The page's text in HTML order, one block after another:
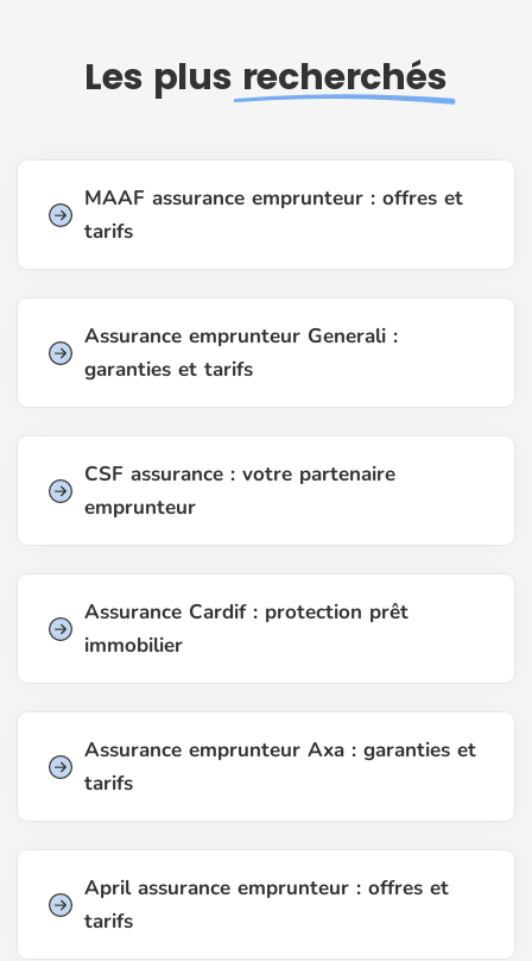
Les plus recherchés
MAAF assurance emprunteur : offres et
tarifs
Assurance emprunteur Generali :
garanties et tarifs
CSF assurance : votre partenaire
emprunteur
Assurance Cardif : protection prêt
immobilier
Assurance emprunteur Axa : garanties et
tarifs
April assurance emprunteur : offres et
tarifs